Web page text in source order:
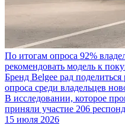
По итогам опроса 92%
рекомендовать модель к
Бренд Belgee рад поделиться
опроса среди владельцев
В исследовании, которое
приняли участие 206
15 июля 2026